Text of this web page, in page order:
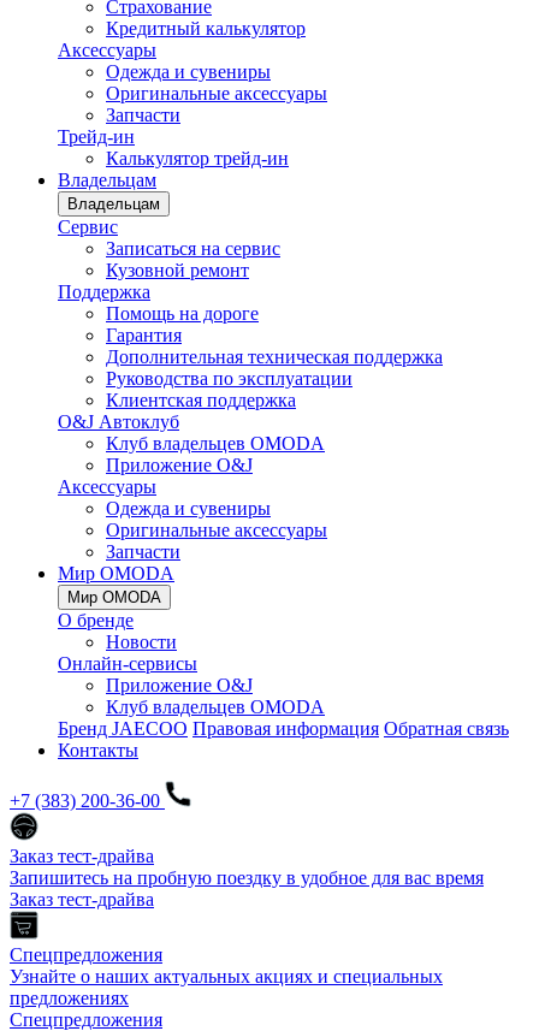
Страхование
Кредитный калькулятор
Аксессуары
Одежда и сувениры
Оригинальные аксессуары
Запчасти
Трейд-ин
Калькулятор трейд-ин
Владельцам
Владельцам
Сервис
Записаться на сервис
Кузовной ремонт
Поддержка
Помощь на дороге
Гарантия
Дополнительная техническая поддержка
Руководства по эксплуатации
Клиентская поддержка
O&J Автоклуб
Клуб владельцев OMODA
Приложение O&J
Аксессуары
Одежда и сувениры
Оригинальные аксессуары
Запчасти
Мир OMODA
Мир OMODA
О бренде
Новости
Онлайн-сервисы
Приложение O&J
Клуб владельцев OMODA
Бренд JAECOO Правовая информация Обратная связь
Контакты
+7 (383) 200-36-00
Заказ тест-драйва
Запишитесь на пробную поездку в удобное для вас время
Заказ тест-драйва
Спецпредложения
Узнайте о наших актуальных акциях и специальных
предложениях
Спецпредложения